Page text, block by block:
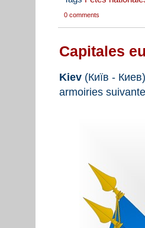
0 comments
Capitales
Kiev (Київ -
armoiries